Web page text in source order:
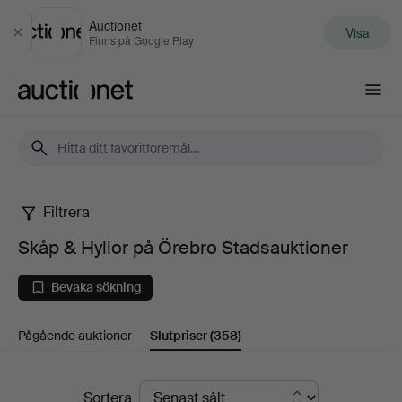
Stäng
Auctionet
Finns på Google Play Visa
Skåp
Hyllor
på
Filtrera
Skåp & Hyllor på Örebro Stadsauktioner
Bevaka sökning
Pågående auktioner Slutpriser(358)
SlutpriserSortera